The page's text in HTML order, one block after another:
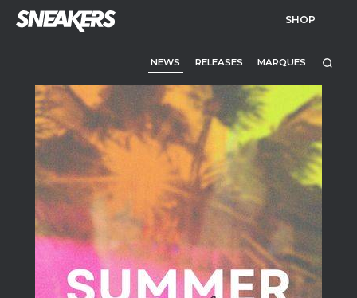
SHOP
NEWS RELEASES MARQUES